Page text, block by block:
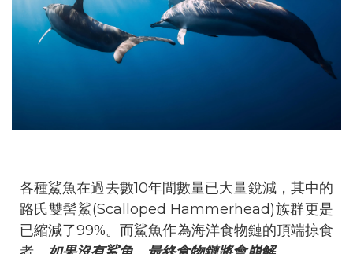
各種鯊魚在過去數10年間數量已大量銳減，其中的
路氏雙髻鯊(Scalloped Hammerhead)族群更是
已縮減了99%。而鯊魚作為海洋食物鏈的頂端掠食